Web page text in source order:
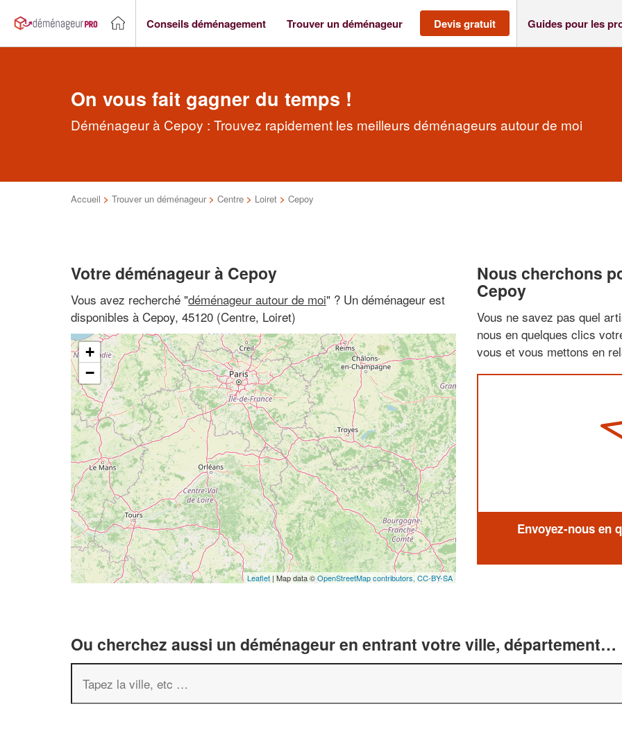
Conseils déménagement Trouver un déménageur Devis gratuit Guides pour les
On vous fait gagner du temps !
Déménageur à Cepoy : Trouvez rapidement les meilleurs déménageurs autour de moi
Accueil > Trouver un déménageur > Centre > Loiret > Cepoy
Votre déménageur à Cepoy
Vous avez recherché "déménageur autour de moi" ? Un déménageur est
disponibles à Cepoy, 45120 (Centre, Loiret)
+
−
Leaflet | Map data ©OpenStreetMap contributors, CC-BY-SA
Nous cherchons
Cepoy
Vous ne savez pas quel
nous en quelques clics
vous et vous mettons en
Envoyez-nous en
Ou cherchez aussi un déménageur en entrant votre ville, département…